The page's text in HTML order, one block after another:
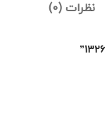
نظرات (0)